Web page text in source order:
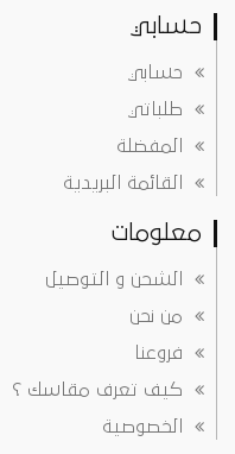
حسابي
حسابي
طلباتي
المفضلة
القائمة البريدية
معلومات
الشحن و التوصيل
من نحن
فروعنا
كيف تعرف مقاسك ؟
الخصوصية